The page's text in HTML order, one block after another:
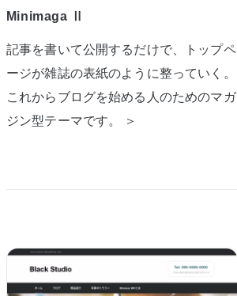
Minimaga Ⅱ
記事を書いて公開するだけで、トップペ
ージが雑誌の表紙のように整っていく。
これからブログを始める人のためのマガ
ジン型テーマです。 ＞